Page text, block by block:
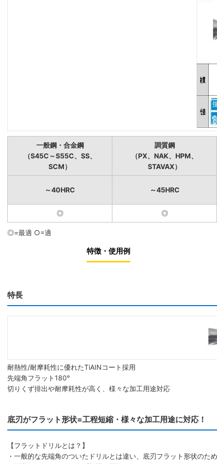
一般鋼・合金鋼
（S45C～S55C、SS、
SCM）
調質鋼
（PX、NAK、HPM、
STAVAX）
～40HRC ～45HRC
◎ ◎
◎=最適 ○=適
特徴・使用例
特長
耐熱性/耐摩耗性に優れたTiAINコート採用
先端角フラット180°
切りくず排出や耐摩耗性が高く、様々な加工用途対応
底刃がフラット形状=工程短縮・様々な加工用途に対応！
【フラットドリルとは？】
・一般的な先端角のついたドリルとは違い、底刃フラット形状のた